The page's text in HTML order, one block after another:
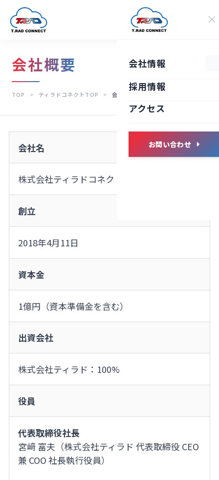
会社情報
採用情報
アクセス
お問い合わせ
会社概要
TOP > ティラドコネクトTOP > 会社概要
会社名
株式会社ティラドコネクト
創立
2018年4月11日
資本金
1億円（資本準備金を含む）
出資会社
株式会社ティラド：100%
役員
代表取締役社長
宮﨑 富夫（株式会社ティラド 代表取締役 CEO
兼 COO 社長執行役員）